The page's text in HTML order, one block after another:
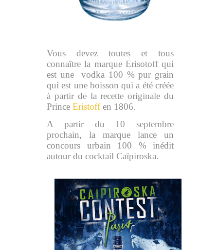
Vous devez toutes et tous
connaître la marque Erisotoff qui
est une vodka 100 % pur grain
qui est une boisson qui a été créée
à partir de la recette originale du
Prince Eristoffen 1806.
A partir du 10 septembre
prochain, la marque lance un
concours urbain 100 % inédit
autour du cocktail Caïpiroska.